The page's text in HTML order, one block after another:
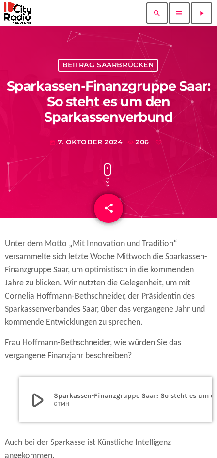
search menu play_arrow
BEITRAG SAARBRÜCKEN
Sparkassen-Finanzgruppe Saar:
So steht es um den
Sparkassenverbund
today 7. OKTOBER 2024 206
share
email
Unter dem Motto „Mit Innovation und Tradition“
versammelte sich letzte Woche Mittwoch die Sparkassen-
Finanzgruppe Saar, um optimistisch in die kommenden
Jahre zu blicken. Wir nutzten die Gelegenheit, um mit
Cornelia Hoffmann-Bethschneider, der Präsidentin des
Sparkassenverbandes Saar, über das vergangene Jahr und
kommende Entwicklungen zu sprechen.
Frau Hoffmann-Bethschneider, wie würden Sie das
vergangene Finanzjahr beschreiben?
play_arrow GTMH
Auch bei der Sparkasse ist Künstliche Intelligenz
angekommen.